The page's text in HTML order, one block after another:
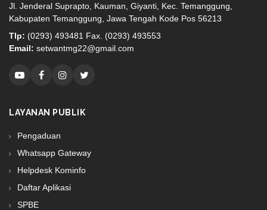
Jl. Jenderal Suprapto, Kauman, Giyanti, Kec. Temanggung,
Kabupaten Temanggung, Jawa Tengah Kode Pos 56213
Tlp: (0293) 493481 Fax. (0293) 493553
Email: setwantmg22@gmail.com
LAYANAN PUBLIK
Pengaduan
Whatsapp Gateway
Helpdesk Kominfo
Daftar Aplikasi
SPBE